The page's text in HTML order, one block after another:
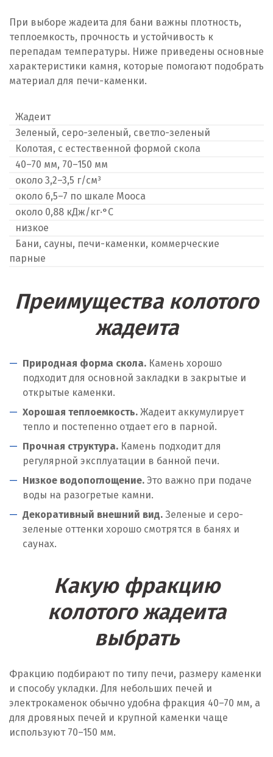
При выборе жадеита для бани важны плотность,
теплоемкость, прочность и устойчивость к
перепадам температуры. Ниже приведены основные
характеристики камня, которые помогают подобрать
материал для печи-каменки.
Жадеит
Зеленый, серо-зеленый, светло-зеленый
Колотая, с естественной формой скола
40–70 мм, 70–150 мм
около 3,2–3,5 г/см³
около 6,5–7 по шкале Мооса
около 0,88 кДж/кг·°C
низкое
Бани, сауны, печи-каменки, коммерческие
парные
Преимущества колотого
жадеита
Природная форма скола. Камень хорошо
подходит для основной закладки в закрытые и
открытые каменки.
Хорошая теплоемкость. Жадеит аккумулирует
тепло и постепенно отдает его в парной.
Прочная структура. Камень подходит для
регулярной эксплуатации в банной печи.
Низкое водопоглощение. Это важно при подаче
воды на разогретые камни.
Декоративный внешний вид. Зеленые и серо-
зеленые оттенки хорошо смотрятся в банях и
саунах.
Какую фракцию
колотого жадеита
выбрать
Фракцию подбирают по типу печи, размеру каменки
и способу укладки. Для небольших печей и
электрокаменок обычно удобна фракция 40–70 мм, а
для дровяных печей и крупной каменки чаще
используют 70–150 мм.